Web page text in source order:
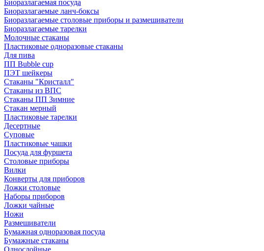
Биоразлагаемая посуда
Биоразлагаемые ланч-боксы
Биоразлагаемые столовые приборы и размешиватели
Биоразлагаемые тарелки
Молочные стаканы
Пластиковые одноразовые стаканы
Для пива
ПП Bubble cup
ПЭТ шейкеры
Стаканы "Кристалл"
Стаканы из ВПС
Стаканы ПП Зимние
Стакан мерный
Пластиковые тарелки
Десертные
Суповые
Пластиковые чашки
Посуда для фуршета
Столовые приборы
Вилки
Конверты для приборов
Ложки столовые
Наборы приборов
Ложки чайные
Ножи
Размешиватели
Бумажная одноразовая посуда
Бумажные стаканы
Однослойные